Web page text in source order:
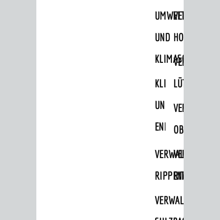
UMWELT-
UND
KLIMASCHUTZ
KLIMASCHUTZ
UND
RIPPENWEIER